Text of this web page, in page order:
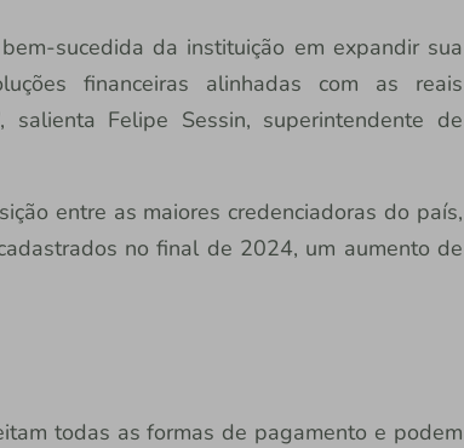
sucedida da instituição em expandir sua
financeiras alinhadas com as reais
salienta Felipe Sessin, superintendente de
entre as maiores credenciadoras do país,
no final de 2024, um aumento de
todas as formas de pagamento e podem